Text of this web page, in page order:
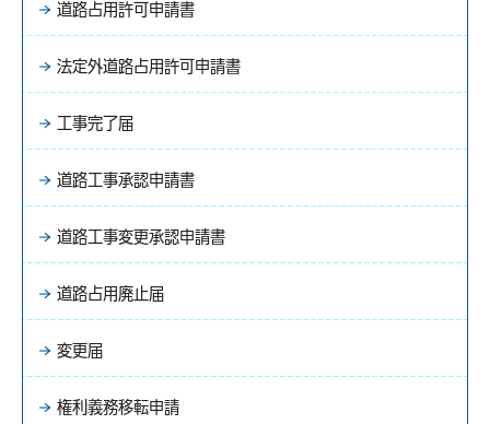
道路占用許可申請書
法定外道路占用許可申請書
工事完了届
道路工事承認申請書
道路工事変更承認申請書
道路占用廃止届
変更届
権利義務移転申請